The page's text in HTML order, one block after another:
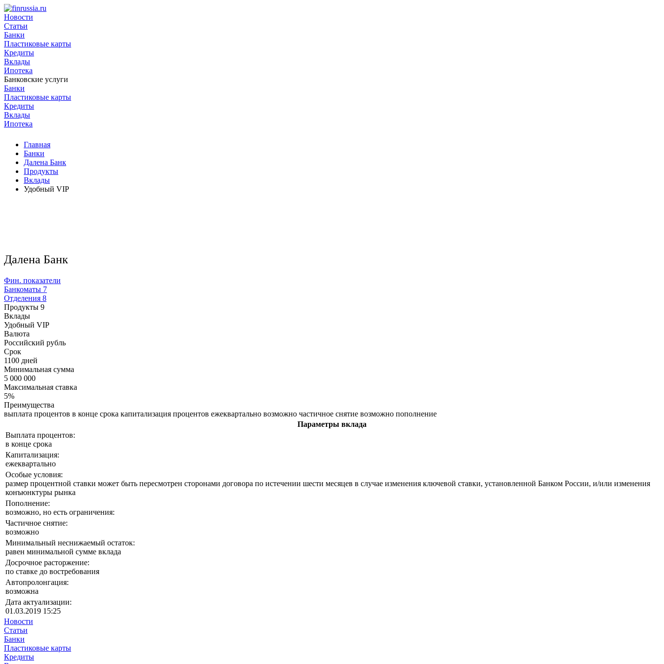
Новости
Статьи
Банки
Пластиковые карты
Кредиты
Вклады
Ипотека
Банковские услуги
Банки
Пластиковые карты
Кредиты
Вклады
Ипотека
Главная
Банки
Далена Банк
Продукты
Вклады
Удобный VIP
Далена Банк
Фин. показатели
Банкоматы 7
Отделения 8
Продукты 9
Вклады
Удобный VIP
Валюта
Российский рубль
Срок
1100 дней
Минимальная сумма
5 000 000
Максимальная ставка
5%
Преимущества
выплата процентов в конце срока капитализация процентов ежеквартально возможно частичное снятие возможно пополнение
Параметры вклада
Выплата процентов:
в конце срока
Капитализация:
ежеквартально
Особые условия:
размер процентной ставки может быть пересмотрен сторонами договора по истечении шести месяцев в случае изменения ключевой ставки, установленной Банком России, и/или изменения
конъюнктуры рынка
Пополнение:
возможно, но есть ограничения:
Частичное снятие:
возможно
Минимальный неснижаемый остаток:
равен минимальной сумме вклада
Досрочное расторжение:
по ставке до востребования
Автопролонгация:
возможна
Дата актуализации:
01.03.2019 15:25
Новости
Статьи
Банки
Пластиковые карты
Кредиты